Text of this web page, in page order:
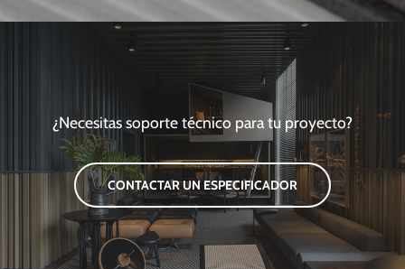
¿Necesitas soporte técnico para tu proyecto?
CONTACTAR UN ESPECIFICADOR